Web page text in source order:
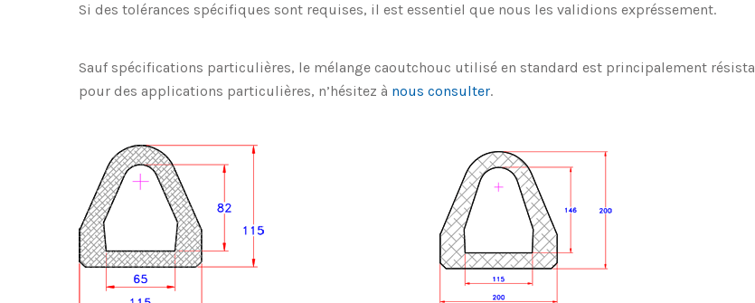
Si des tolérances spécifiques sont requises, il est essentiel que nous les validions expréssement.
Sauf spécifications particulières, le mélange caoutchouc utilisé en standard est principalement
pour des applications particulières, n’hésitez à nous consulter.